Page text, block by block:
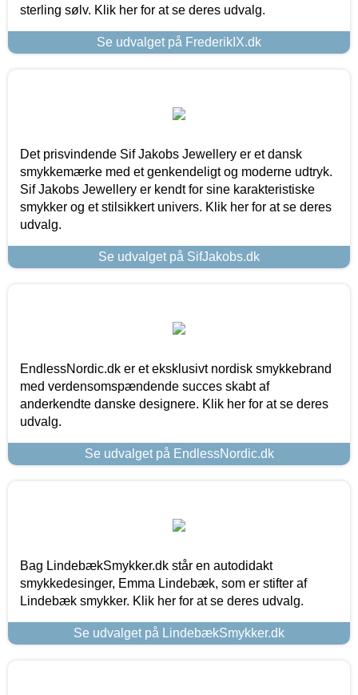
sterling sølv. Klik her for at se deres udvalg.
Se udvalget på FrederikIX.dk
Det prisvindende Sif Jakobs Jewellery er et dansk
smykkemærke med et genkendeligt og moderne udtryk.
Sif Jakobs Jewellery er kendt for sine karakteristiske
smykker og et stilsikkert univers. Klik her for at se deres
udvalg.
Se udvalget på SifJakobs.dk
EndlessNordic.dk er et eksklusivt nordisk smykkebrand
med verdensomspændende succes skabt af
anderkendte danske designere. Klik her for at se deres
udvalg.
Se udvalget på EndlessNordic.dk
Bag LindebækSmykker.dk står en autodidakt
smykkedesinger, Emma Lindebæk, som er stifter af
Lindebæk smykker. Klik her for at se deres udvalg.
Se udvalget på LindebækSmykker.dk